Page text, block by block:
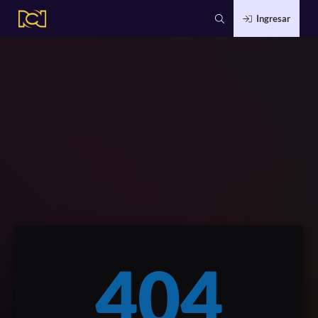
Ingresar
404